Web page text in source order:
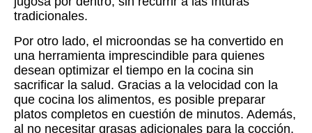
tradicionales.
Por otro lado, el microondas se ha convertido en
una herramienta imprescindible para quienes
desean optimizar el tiempo en la cocina sin
sacrificar la salud. Gracias a la velocidad con la
que cocina los alimentos, es posible preparar
platos completos en cuestión de minutos. Además,
al no necesitar grasas adicionales para la cocción,